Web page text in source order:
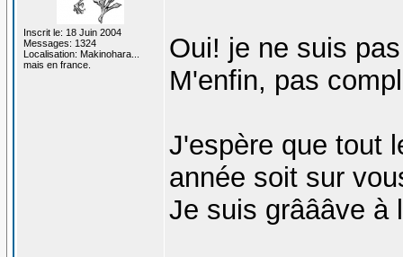
Inscrit le: 18 Juin 2004
Messages: 1324
Localisation: Makinohara...
mais en france.
Oui! je ne suis
M'enfin, pas
J'espère que tout
année soit sur
Je suis grâââve à